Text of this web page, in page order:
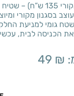
עכשיו במבצע (מחיר
בסגנון מקורי
גומי למניעת
הכניסה לבית,
49 ₪